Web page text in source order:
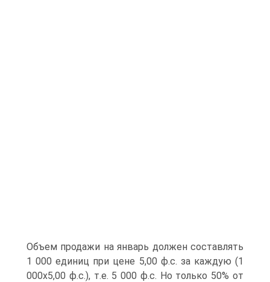
Объем продажи на январь должен составлять
1 000 единиц при цене 5,00 ф.с. за каждую (1
000x5,00 ф.с.), т.е. 5 000 ф.с. Но только 50% от